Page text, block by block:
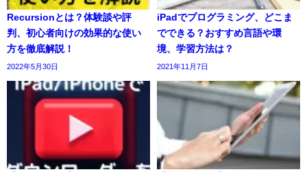
Recursionとは？体験談や評
判、初心者向けの効果的な使い
方を徹底解説！
2022年5月30日
iPadでプログラミング、どこま
でできる？おすすめ言語や環
境、学習方法は？
2021年11月7日